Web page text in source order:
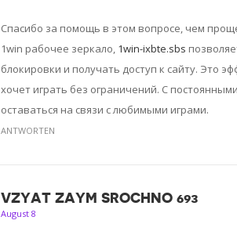
Спасибо за помощь в этом вопросе, чем
1win рабочее зеркало, 1win-ixbte.sbs
блокировки и получать доступ к сайту. Это
хочет играть без ограничений. С
оставаться на связи с любимыми играми.
ANTWORTEN
VZYAT ZAYM SROCHNO 693
August 8